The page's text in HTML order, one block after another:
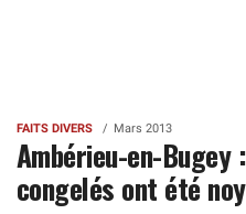
FAITS DIVERS Mars 2013
Ambérieu-en-
congelés ont été